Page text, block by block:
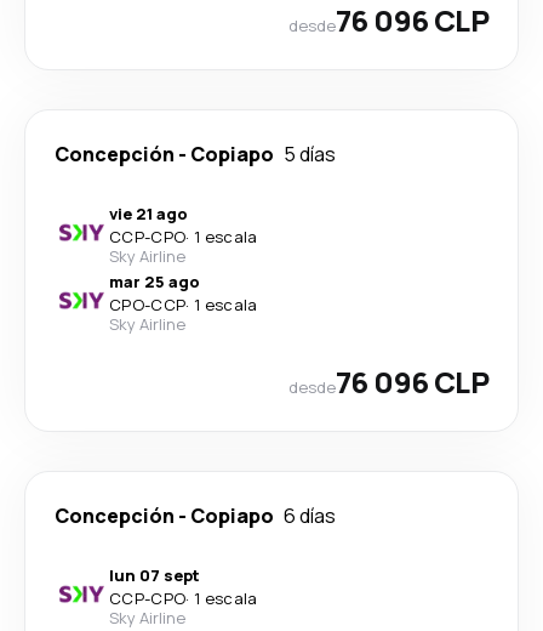
desde76 096 CLP
Concepción - Copiapo 5 días
vie 21 ago
CCP-CPO· 1 escala
Sky Airline
mar 25 ago
CPO-CCP· 1 escala
Sky Airline
desde76 096 CLP
Concepción - Copiapo 6 días
lun 07 sept
CCP-CPO· 1 escala
Sky Airline